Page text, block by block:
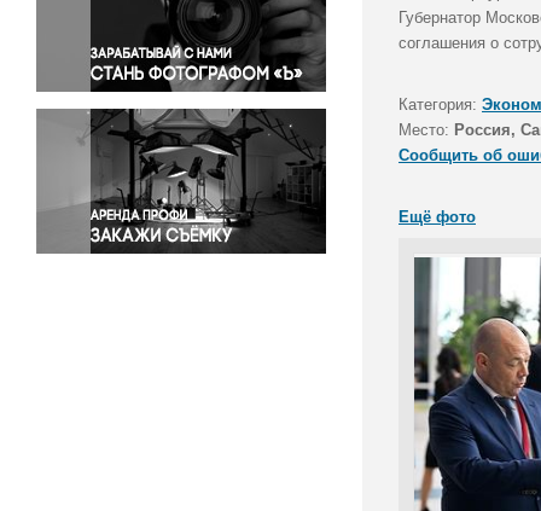
Правосудие
Происшествия и конфликты
Религия
Светская жизнь
Спорт
Экология
Экономика и бизнес
Губернатор
соглашения о
Категория:
Место: Россия,
Сообщить об
Ещё фото